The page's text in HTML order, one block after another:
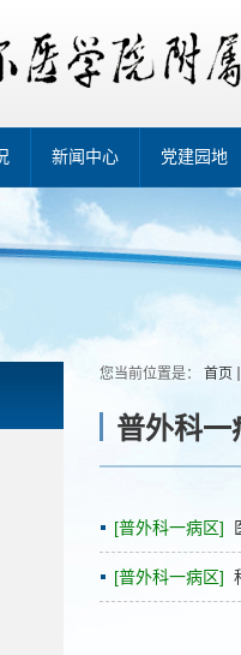
新闻中心 党建园地
您当前位置是： 首页
普外科一
[普外科一病区]
[普外科一病区]